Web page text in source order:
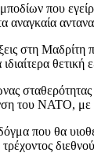
που
αναγκαία
στη
θετική
σταθερότητας
του ΝΑΤΟ,
που θα